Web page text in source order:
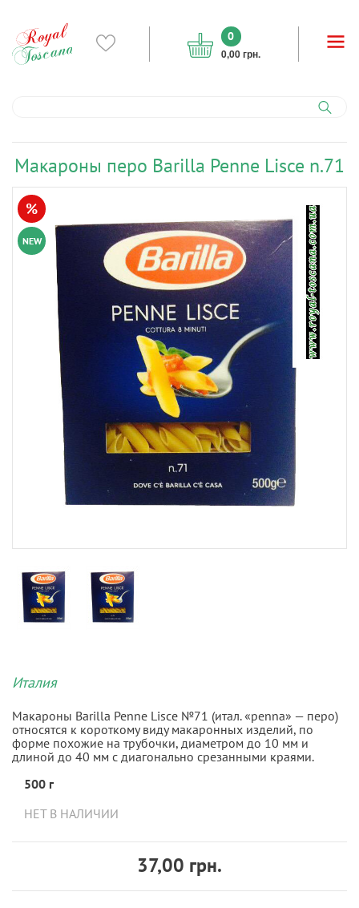
0
0,00 грн.
Макароны перо Barilla Penne Lisce n.71
NEW
%
Италия
Макароны Barilla Penne Lisce №71 (итал. «penna» — перо)
относятся к короткому виду макаронных изделий, по
форме похожие на трубочки, диаметром до 10 мм и
длиной до 40 мм с диагонально срезанными краями.
500 г
НЕТ В НАЛИЧИИ
37,00 грн.